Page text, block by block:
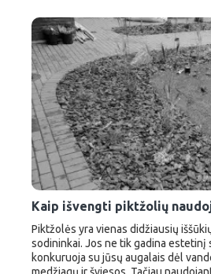
Piktžolės yra vienas didžiausių
sodininkai. Jos ne tik gadina estetinį
konkuruoja su jūsų augalais dėl